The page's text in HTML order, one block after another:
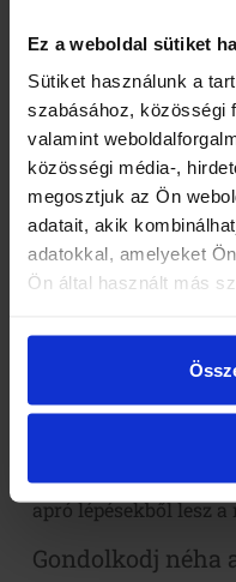
Ez a weboldal sütiket
Sütiket használunk a
szabásához, közösségi
valamint
közösségi média-,
megosztjuk az Ön
adatait, akik
adatokkal, amelyeket
Ön által használt más
teljesen fakultatív
Hogyan tanulj
tanórákon
A nyelvtanfolyam
az hozza, ha a nyelv
Nézz filmeket és
Kezdheted magyar
tanulásnak tűnik,
Használj
utazás közben
Buszon, vonaton,
is számít. Szókincs,
apró lépésekből lesz
Gondolkodj néha